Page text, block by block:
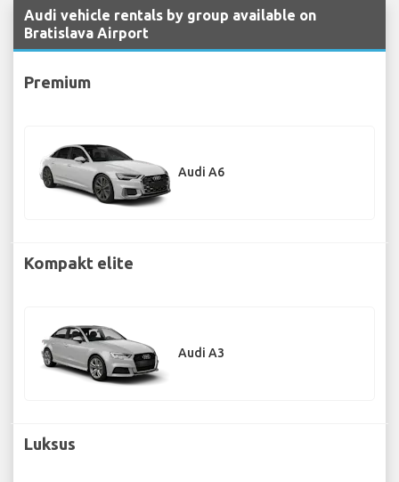
Audi vehicle rentals by group available on
Bratislava Airport
Premium
Audi A6
Kompakt elite
Audi A3
Luksus